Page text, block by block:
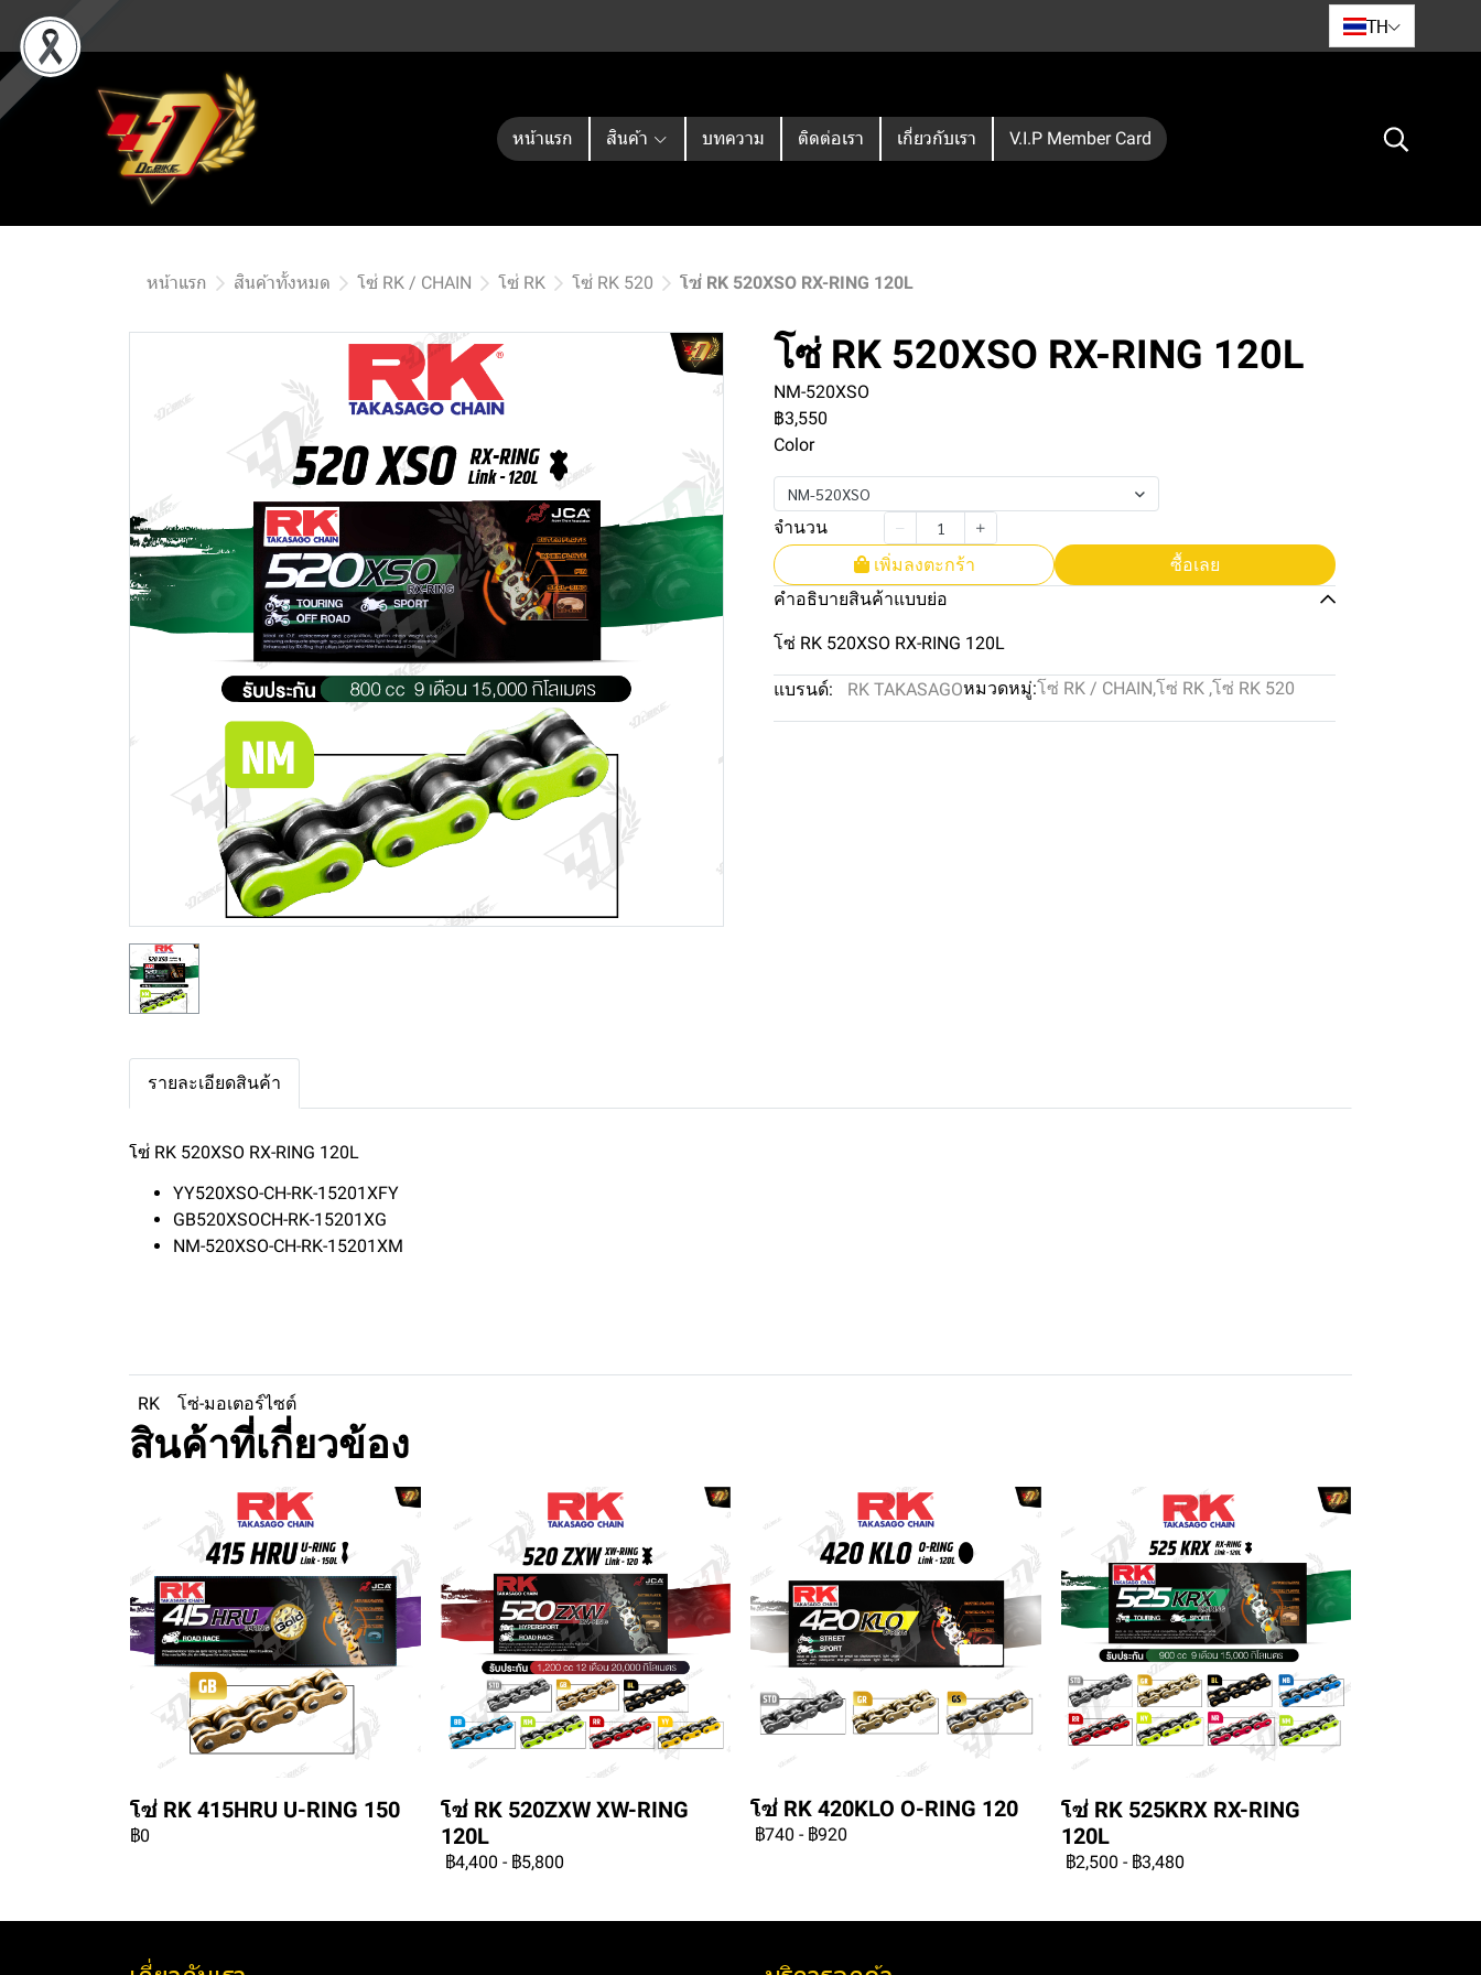
TH
หน้าแรก สินค้า บทความ ติดต่อเรา เกี่ยวกับเรา V.I.P Member Card
หน้าแรก สินค้าทั้งหมด โซ่ RK / CHAIN โซ่ RK โซ่ RK 520 โซ่ RK 520XSO RX-RING 120L
โซ่ RK 520XSO RX-RING 120L
NM-520XSO
฿3,550
Color
NM-520XSO
จำนวน
เพิ่มลงตะกร้า
ซื้อเลย
คำอธิบายสินค้าแบบย่อ
โซ่ RK 520XSO RX-RING 120L
แบรนด์: RK TAKASAGOหมวดหมู่:โซ่ RK / CHAIN,โซ่ RK ,โซ่ RK 520
รายละเอียดสินค้า
โซ่ RK 520XSO RX-RING 120L
YY520XSO-CH-RK-15201XFY
GB520XSOCH-RK-15201XG
NM-520XSO-CH-RK-15201XM
RK โซ่-มอเตอร์ไซต์
สินค้าที่เกี่ยวข้อง
โซ่ RK 415HRU U-RING 150
฿0
โซ่ RK 520ZXW XW-RING
120L
฿4,400 - ฿5,800
โซ่ RK 420KLO O-RING 120
฿740 - ฿920
โซ่ RK 525KRX RX-RING
120L
฿2,500 - ฿3,480